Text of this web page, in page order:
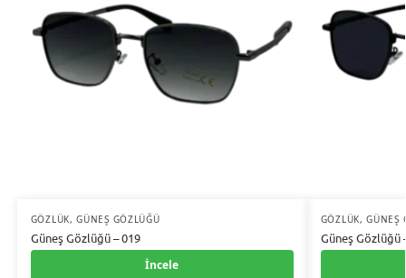
GÖZLÜK,GÜNEŞ GÖZLÜĞÜ
Güneş Gözlüğü – 019
İncele
GÖZLÜK,GÜNEŞ
Güneş Gözlüğü